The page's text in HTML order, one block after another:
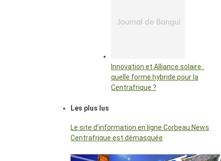
Innovation et Alliance solaire :
quelle forme hybride pour la
Centrafrique ?
Les plus lus
Le site d’information en ligne Corbeau News
Centrafrique est démasquée